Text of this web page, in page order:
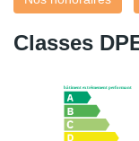
Classes